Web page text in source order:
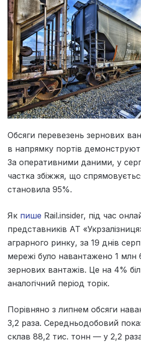
Обсяги перевезень зернових
в напрямку портів
За оперативними даними, у
частка збіжжя, що
становила 95%.
Як пише Rail.insider, під час
представників АТ
аграрного ринку, за 19 днів
мережі було навантажено 1 млн
зернових вантажів. Це на 4%
аналогічний період торік.
Порівняно з липнем обсяги
3,2 раза. Середньодобовий
склав 88,2 тис. тонн — у 2,2